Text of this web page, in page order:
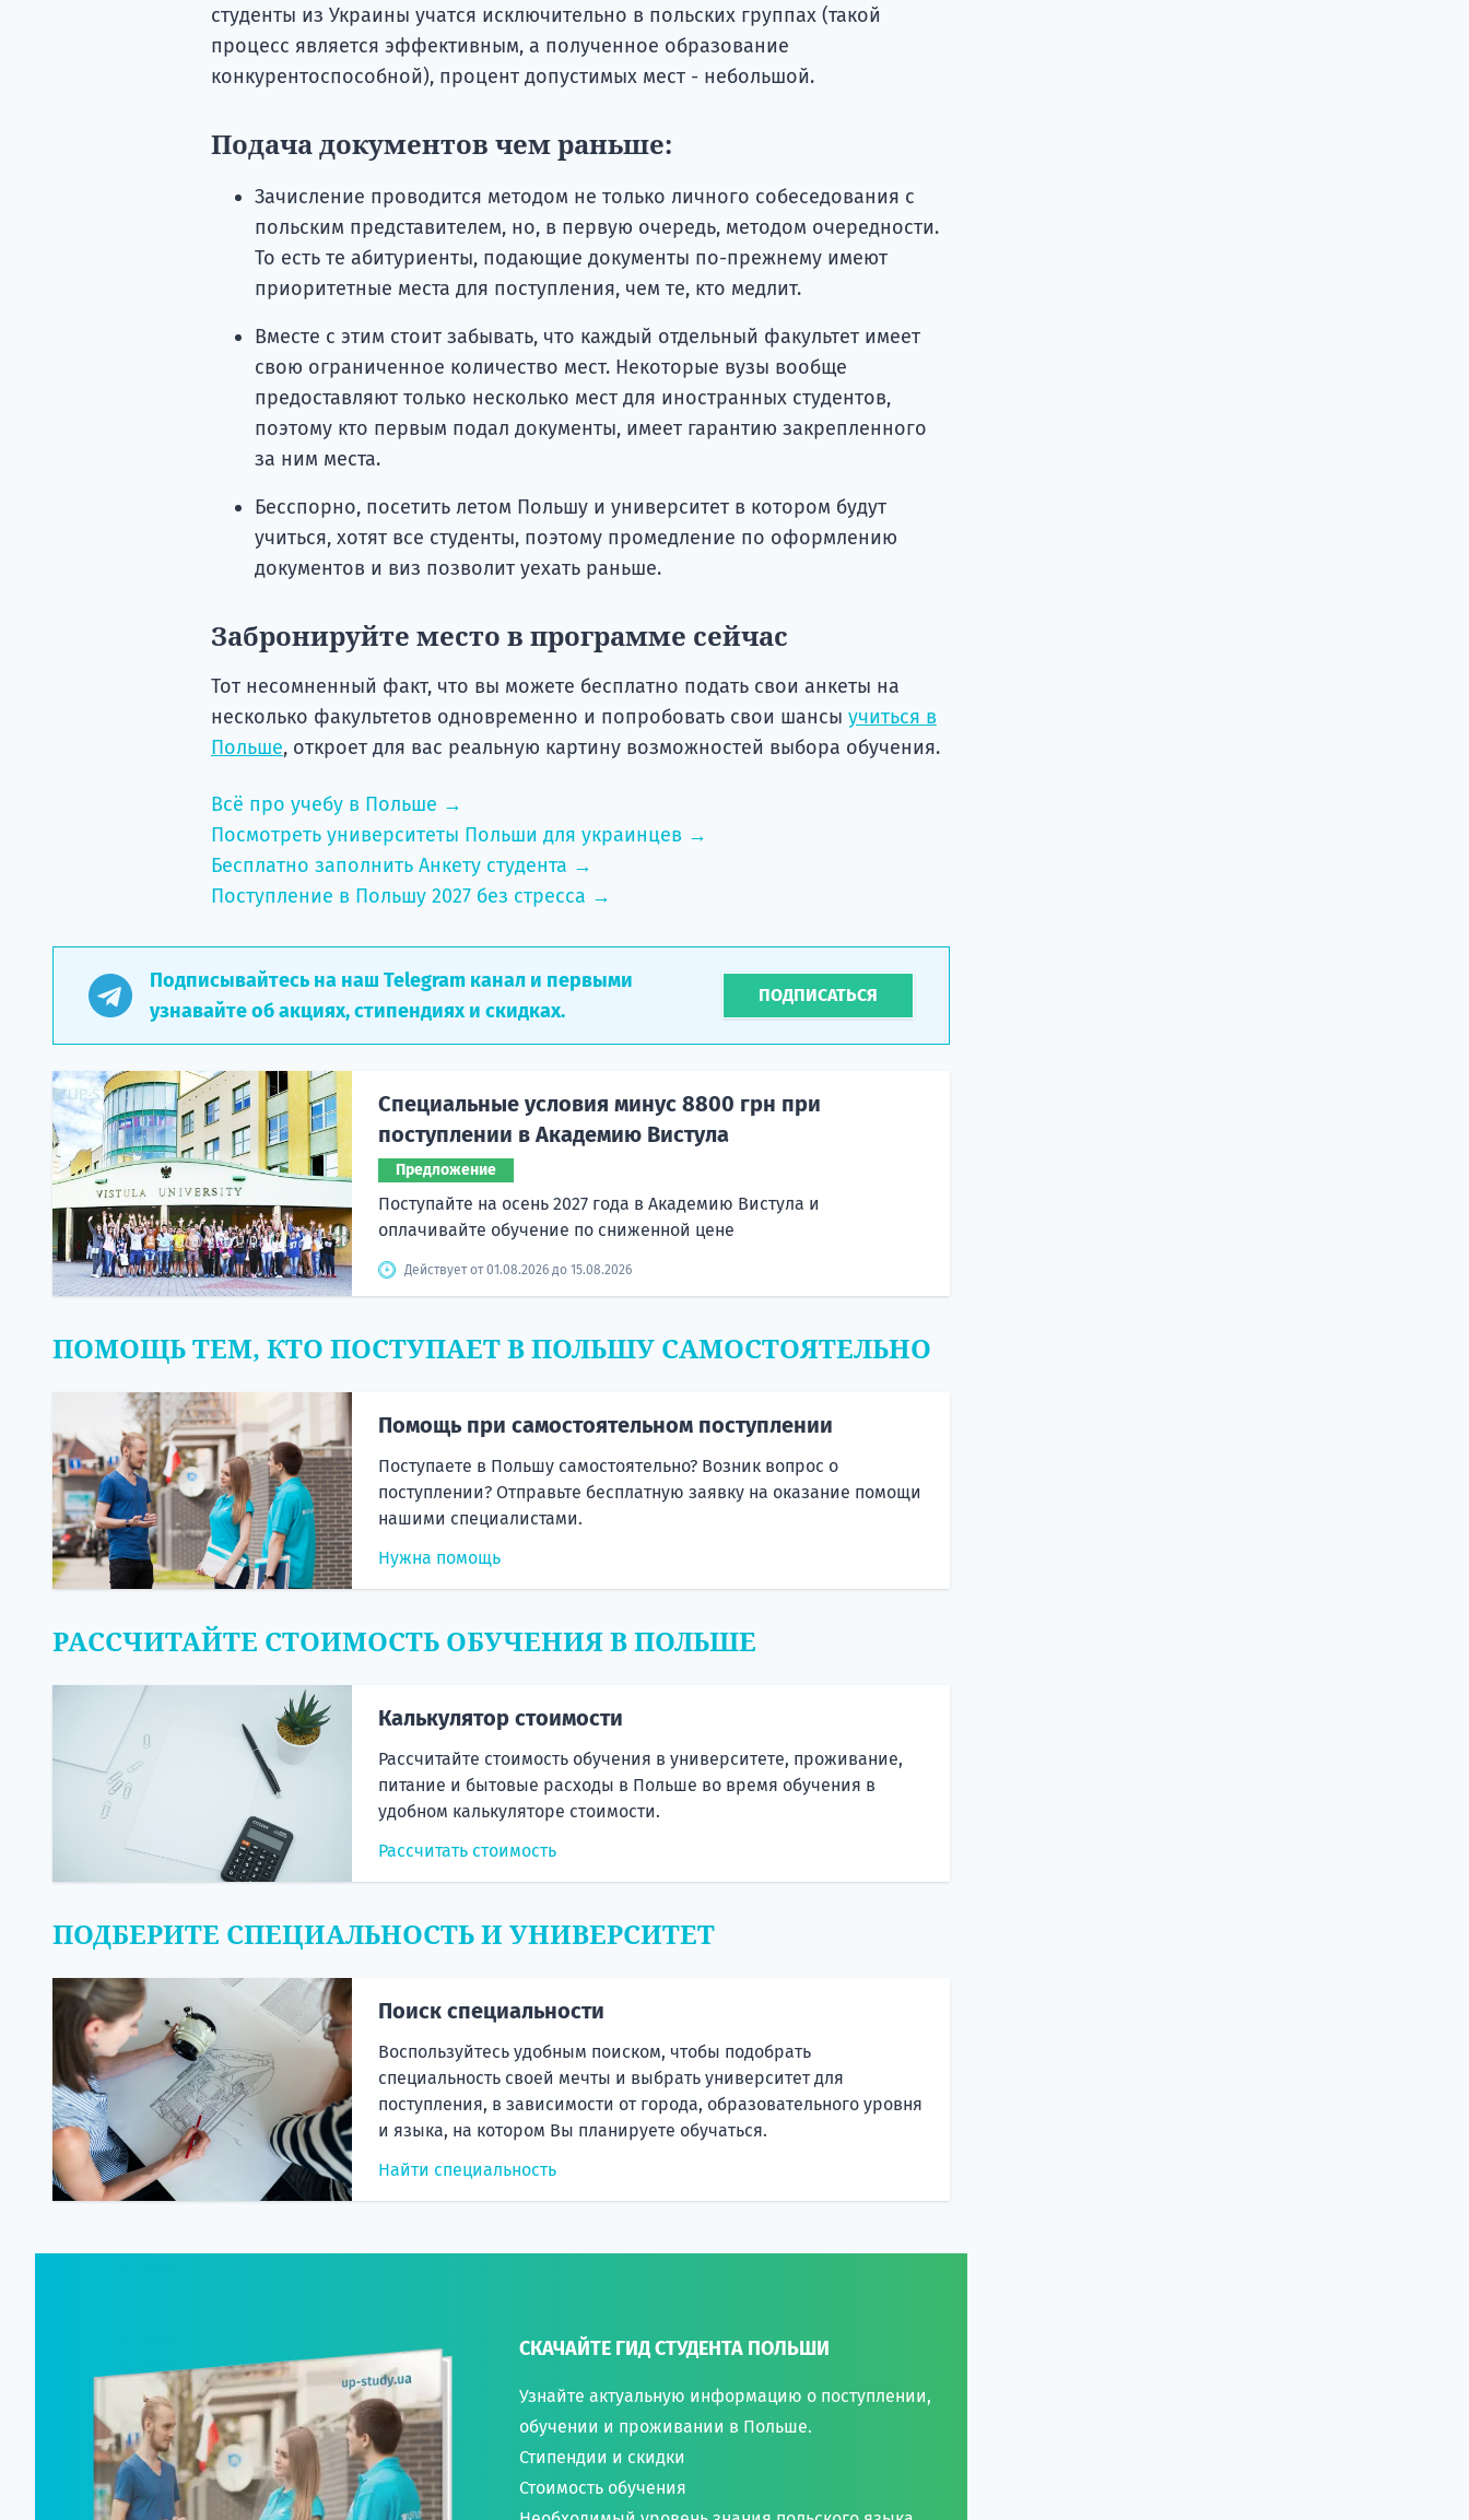
студенты из Украины учатся исключительно в польских группах (такой
процесс является эффективным, а полученное образование
конкурентоспособной), процент допустимых мест - небольшой.
Подача документов чем раньше:
Зачисление проводится методом не только личного собеседования с
польским представителем, но, в первую очередь, методом очередности.
То есть те абитуриенты, подающие документы по-прежнему имеют
приоритетные места для поступления, чем те, кто медлит.
Вместе с этим стоит забывать, что каждый отдельный факультет имеет
свою ограниченное количество мест. Некоторые вузы вообще
предоставляют только несколько мест для иностранных студентов,
поэтому кто первым подал документы, имеет гарантию закрепленного
за ним места.
Бесспорно, посетить летом Польшу и университет в котором будут
учиться, хотят все студенты, поэтому промедление по оформлению
документов и виз позволит уехать раньше.
Забронируйте место в программе сейчас
Тот несомненный факт, что вы можете бесплатно подать свои анкеты на
несколько факультетов одновременно и попробовать свои шансы учиться в
Польше, откроет для вас реальную картину возможностей выбора обучения.
Всё про учебу в Польше →
Посмотреть университеты Польши для украинцев →
Бесплатно заполнить Анкету студента →
Поступление в Польшу 2027 без стресса →
Подписывайтесь на наш Telegram канал и первыми
узнавайте об акциях, стипендиях и скидках.
ПОДПИСАТЬСЯ
Специальные условия минус 8800 грн при
поступлении в Академию Вистула
Предложение
Поступайте на осень 2027 года в Академию Вистула и
оплачивайте обучение по сниженной цене
Действует от 01.08.2026 до 15.08.2026
ПОМОЩЬ ТЕМ, КТО ПОСТУПАЕТ В ПОЛЬШУ САМОСТОЯТЕЛЬНО
Помощь при самостоятельном поступлении
Поступаете в Польшу самостоятельно? Возник вопрос о
поступлении? Отправьте бесплатную заявку на оказание помощи
нашими специалистами.
Нужна помощь
РАССЧИТАЙТЕ СТОИМОСТЬ ОБУЧЕНИЯ В ПОЛЬШЕ
Калькулятор стоимости
Рассчитайте стоимость обучения в университете, проживание,
питание и бытовые расходы в Польше во время обучения в
удобном калькуляторе стоимости.
Рассчитать стоимость
ПОДБЕРИТЕ СПЕЦИАЛЬНОСТЬ И УНИВЕРСИТЕТ
Поиск специальности
Воспользуйтесь удобным поиском, чтобы подобрать
специальность своей мечты и выбрать университет для
поступления, в зависимости от города, образовательного уровня
и языка, на котором Вы планируете обучаться.
Найти специальность
СКАЧАЙТЕ ГИД СТУДЕНТА ПОЛЬШИ
Узнайте актуальную информацию о поступлении,
обучении и проживании в Польше.
Стипендии и скидки
Стоимость обучения